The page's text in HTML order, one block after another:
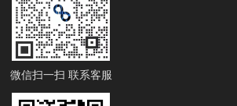
微信扫一扫 联系客服